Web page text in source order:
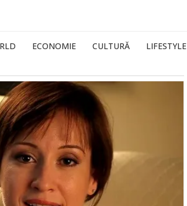
ECONOMIE CULTURĂ LIFESTYLE